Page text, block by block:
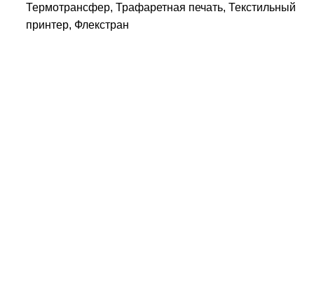
Термотрансфер, Трафаретная печать, Текстильный
принтер, Флекстран